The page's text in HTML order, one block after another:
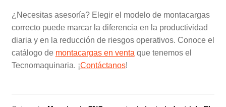
¿Necesitas asesoría? Elegir el modelo de montacargas
correcto puede marcar la diferencia en la productividad
diaria y en la reducción de riesgos operativos. Conoce el
catálogo de montacargas en venta que tenemos el
Tecnomaquinaria. ¡Contáctanos!